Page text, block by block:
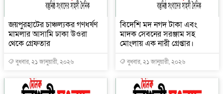
জয়পুরহাটের চাঞ্চল্যকর গণধর্ষণ
মামলার আসামি ঢাকা উওরা
থেকে গ্রেফতার
বুধবার, ২১ জানুয়ারী, ২০২৬
বিদেশি মদ নগদ টাকা এবং
মাদক সেবনের সরঞ্জাম সহ
মোংলায় এক নারী গ্রেপ্তার।
বুধবার, ২১ জানুয়ারী, ২০২৬